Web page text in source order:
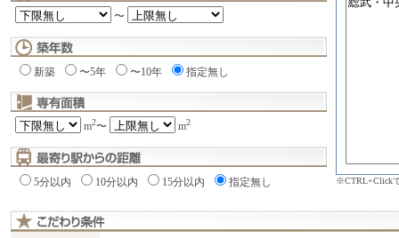
〜
新築 〜5年 〜10年 指定無し
m2〜 m2
5分以内 10分以内 15分以内 指定無し ※CTRL+Click